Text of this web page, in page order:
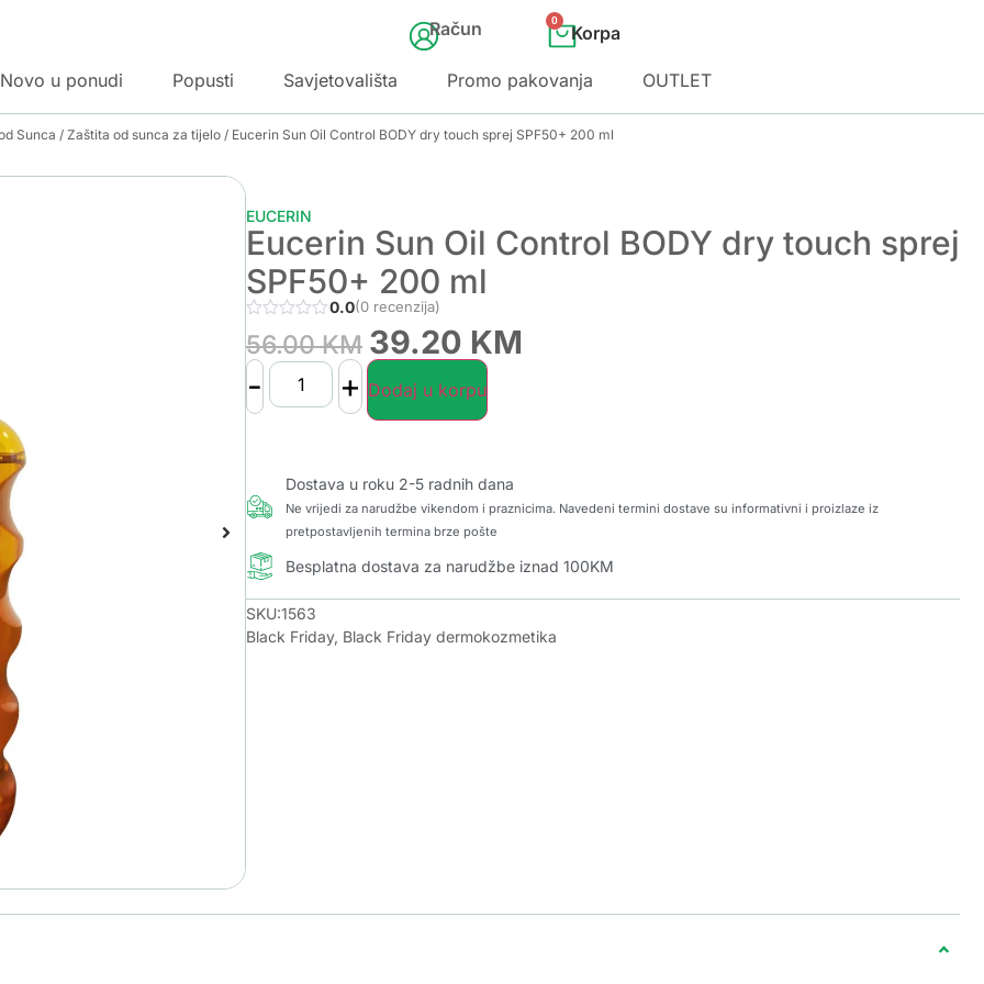
Račun 0
Novo u ponudi Popusti Savjetovališta Promo pakovanja OUTLET
Sunca / Zaštita od sunca za tijelo / Eucerin Sun Oil Control BODY dry touch sprej SPF50+ 200 ml
EUCERIN
Eucerin Sun Oil Control BODY dry touch sprej
SPF50+ 200 ml
0.0(0 recenzija)
56.00KM 39.20 KM
- + Dodaj u korpu
Dostava u roku 2-5 radnih dana
Ne vrijedi za narudžbe vikendom i praznicima. Navedeni termini dostave su informativni i proizlaze iz
pretpostavljenih termina brze pošte
Besplatna dostava za narudžbe iznad 100KM
SKU:1563
Black Friday, Black Friday dermokozmetika